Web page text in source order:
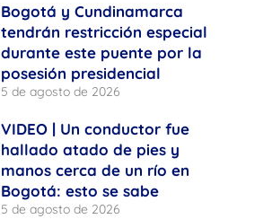
Bogotá y Cundinamarca
tendrán restricción especial
durante este puente por la
posesión presidencial
5 de agosto de 2026
VIDEO | Un conductor fue
hallado atado de pies y
manos cerca de un río en
Bogotá: esto se sabe
5 de agosto de 2026